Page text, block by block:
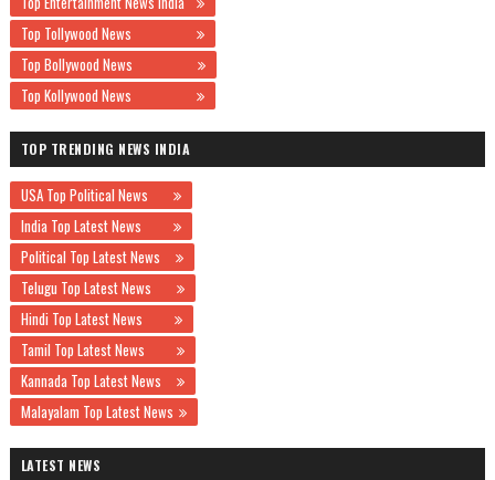
Top Tollywood News
Top Bollywood News
Top Kollywood News
TOP TRENDING NEWS INDIA
USA Top Political News
India Top Latest News
Political Top Latest News
Telugu Top Latest News
Hindi Top Latest News
Tamil Top Latest News
Kannada Top Latest News
Malayalam Top Latest News
LATEST NEWS